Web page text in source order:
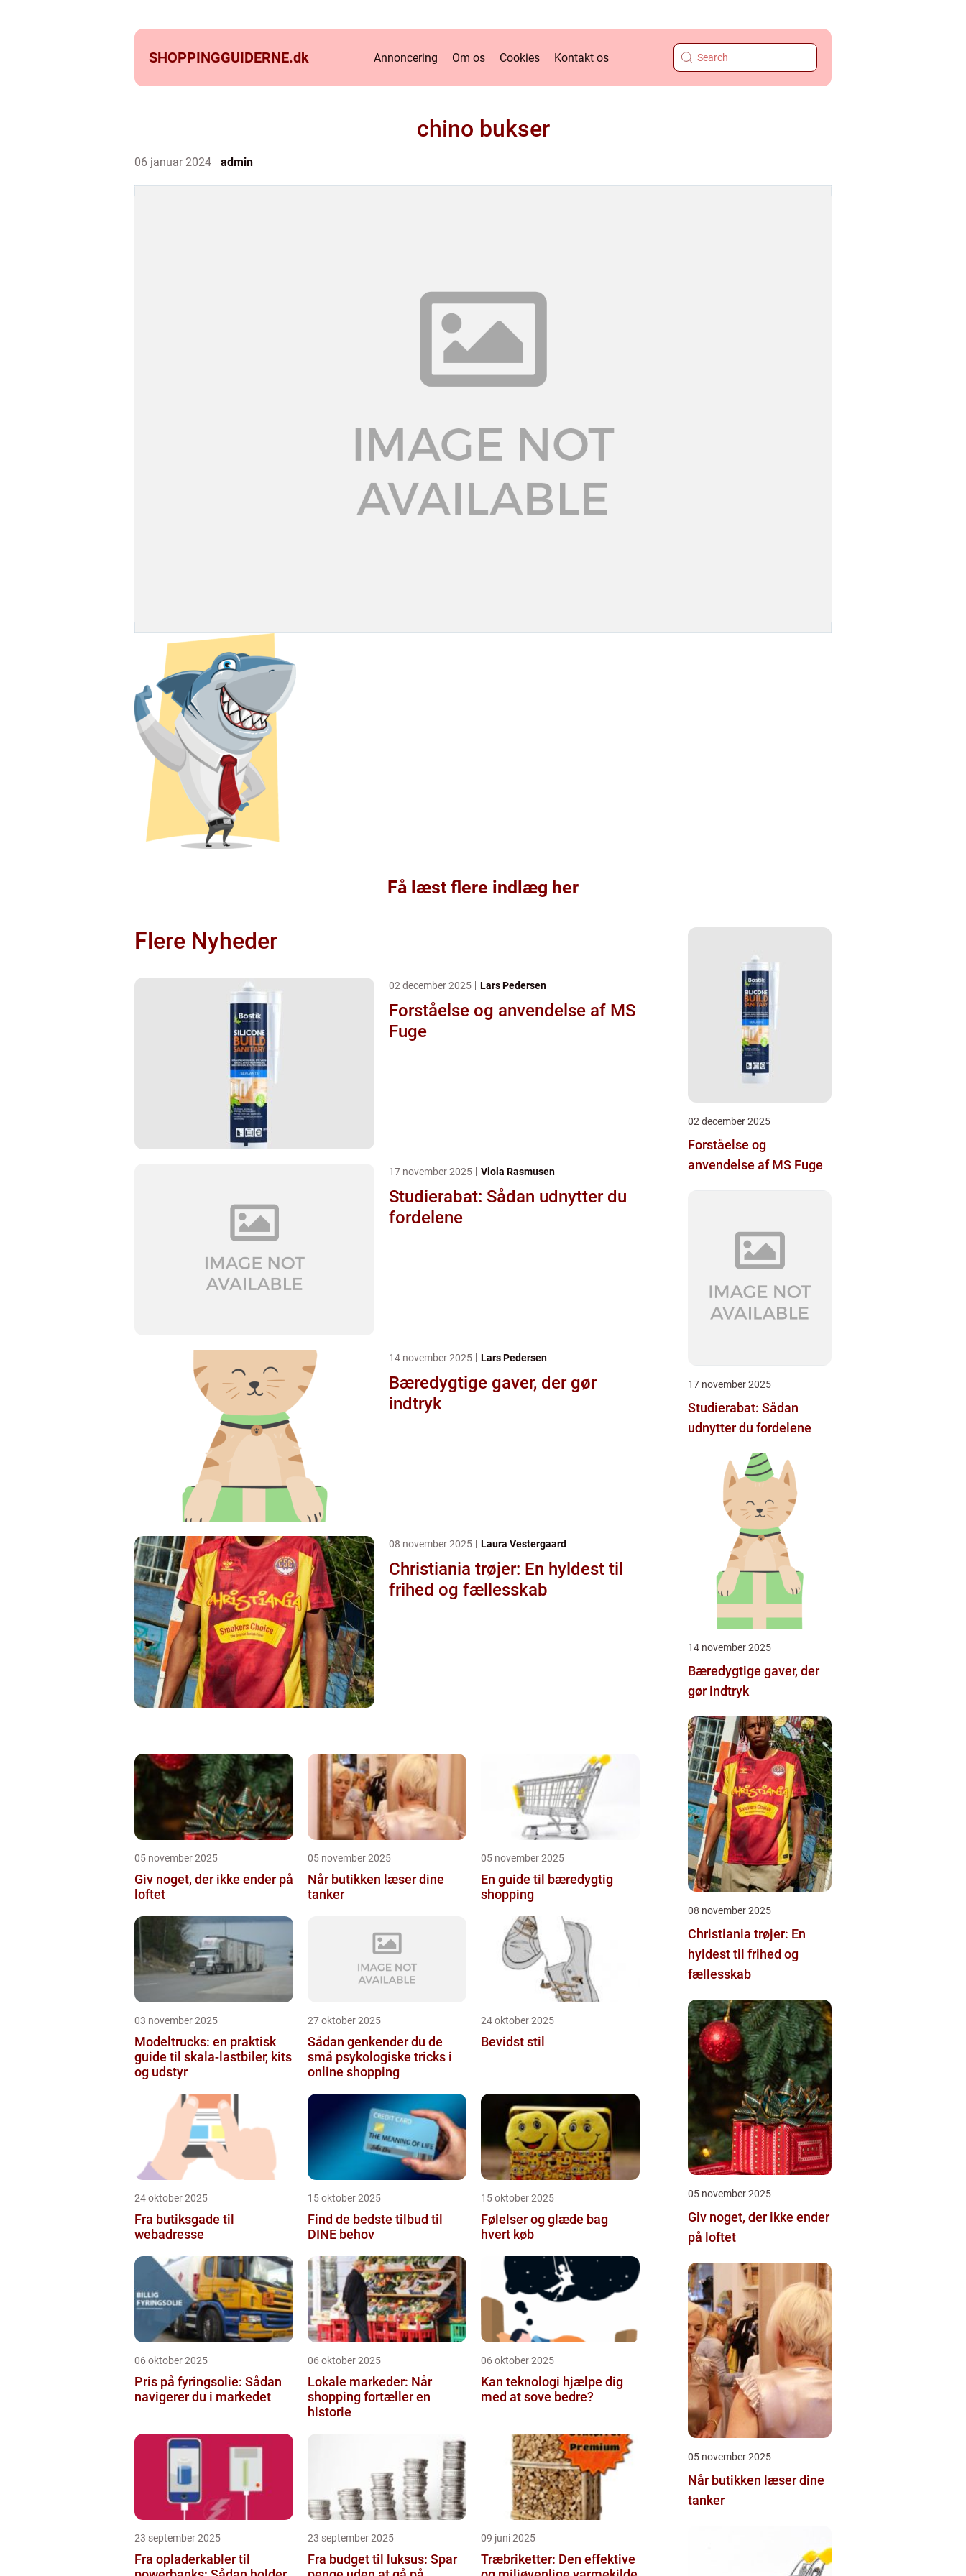
SHOPPINGGUIDERNE.dk Annoncering Om os Cookies Kontakt os
chino bukser
06 januar 2024 admin
Få læst flere indlæg her
Flere Nyheder
02 december 2025 Lars Pedersen
Forståelse og anvendelse af MS
Fuge
17 november 2025 Viola Rasmusen
Studierabat: Sådan udnytter du
fordelene
14 november 2025 Lars Pedersen
Bæredygtige gaver, der gør
indtryk
08 november 2025 Laura Vestergaard
Christiania trøjer: En hyldest til
frihed og fællesskab
05 november 2025
Giv noget, der ikke ender på
loftet
05 november 2025
Når butikken læser dine
tanker
05 november 2025
En guide til bæredygtig
shopping
03 november 2025
Modeltrucks: en praktisk
guide til skala-lastbiler, kits
og udstyr
27 oktober 2025
Sådan genkender du de
små psykologiske tricks i
online shopping
24 oktober 2025
Bevidst stil
24 oktober 2025
Fra butiksgade til
webadresse
15 oktober 2025
Find de bedste tilbud til
DINE behov
15 oktober 2025
Følelser og glæde bag
hvert køb
06 oktober 2025
Pris på fyringsolie: Sådan
navigerer du i markedet
06 oktober 2025
Lokale markeder: Når
shopping fortæller en
historie
06 oktober 2025
Kan teknologi hjælpe dig
med at sove bedre?
23 september 2025
Fra opladerkabler til
23 september 2025
Fra budget til luksus: Spar
09 juni 2025
Træbriketter: Den effektive
02 december 2025
Forståelse og
anvendelse af MS Fuge
17 november 2025
Studierabat: Sådan
udnytter du fordelene
14 november 2025
Bæredygtige gaver, der
gør indtryk
08 november 2025
Christiania trøjer: En
hyldest til frihed og
fællesskab
05 november 2025
Giv noget, der ikke ender
på loftet
05 november 2025
Når butikken læser dine
tanker